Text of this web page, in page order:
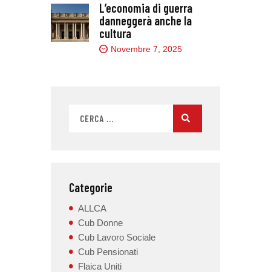
L’economia di guerra
danneggerà anche la
cultura
Novembre 7, 2025
Categorie
ALLCA
Cub Donne
Cub Lavoro Sociale
Cub Pensionati
Flaica Uniti